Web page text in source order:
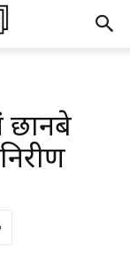
छानबे